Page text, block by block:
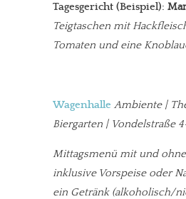
Tagesgericht (Beispiel):
Teigtaschen mit
Tomaten und eine
Wagenhalle Ambiente |
Biergarten | Vondelstraße
Mittagsmenü mit und
inklusive Vorspeise oder
ein Getränk (alkoholisch/